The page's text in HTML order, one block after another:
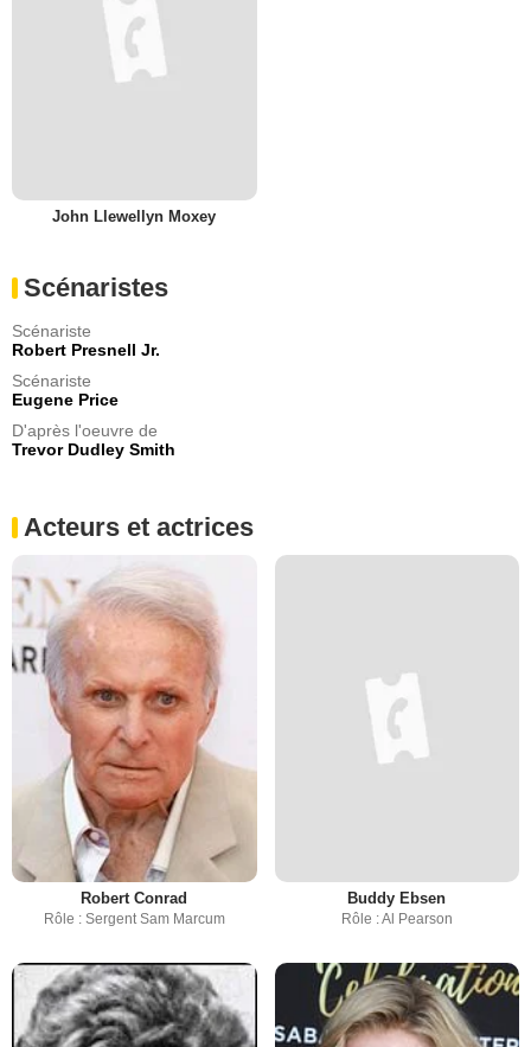
John Llewellyn Moxey
Scénaristes
Scénariste
Robert Presnell Jr.
Scénariste
Eugene Price
D'après l'oeuvre de
Trevor Dudley Smith
Acteurs et actrices
Robert Conrad
Rôle : Sergent Sam Marcum
Buddy Ebsen
Rôle : Al Pearson